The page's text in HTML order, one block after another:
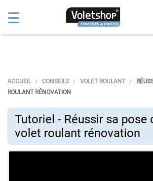
Basculer
la
☰
ACCUEIL CONSEILS VOLET ROULANT
ROULANT RÉNOVATION
Tutoriel - Réussir sa pose
volet roulant rénovation